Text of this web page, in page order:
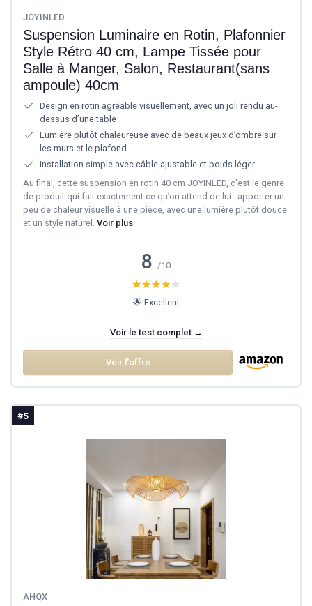
JOYINLED
Suspension Luminaire en Rotin, Plafonnier
Style Rétro 40 cm, Lampe Tissée pour
Salle à Manger, Salon, Restaurant(sans
ampoule) 40cm
Design en rotin agréable visuellement, avec un joli rendu au-
dessus d’une table
Lumière plutôt chaleureuse avec de beaux jeux d’ombre sur
les murs et le plafond
Installation simple avec câble ajustable et poids léger
Au final, cette suspension en rotin 40 cm JOYINLED, c’est le genre
de produit qui fait exactement ce qu’on attend de lui : apporter un
peu de chaleur visuelle à une pièce, avec une lumière plutôt douce
et un style naturel. Voir plus
8 /10
★★★★★
★★★★★
🌟 Excellent
Voir le test complet →
Voir l'offre
#5
AHQX